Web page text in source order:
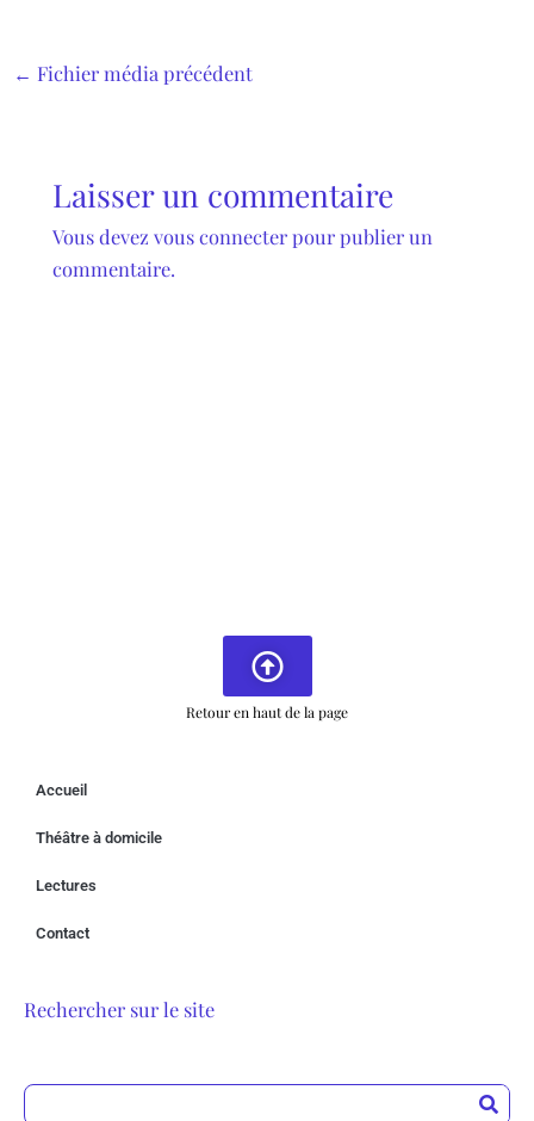
← Fichier média précédent
Laisser un commentaire
Vous devez vous connecterpour publier un
commentaire.
Retour en haut de la page
Accueil
Théâtre à domicile
Lectures
Contact
Rechercher sur le site
Rechercher